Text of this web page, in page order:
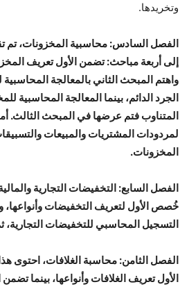
وتخريدها.
الفصل السادس: محاسبية المخزونات،تم
إلى أربعة مباحث: تضمن الأول تعريف
واهتم المبحث الثاني بالمعالجة
الجرد الدائم، بينما المعالجة المحاسبية
المتناوب فتم عرضها في المبحث الثالث.
لمردودات المشتريات والمبيعات
المخزونات.
الفصل السابع: التخفيضات التجارية
خُصص الأول لتعريف التخفيضات وأنواعها،
التسجيل المحاسبي للتخفيضات التجارية،
الفصل الثامن: محاسبة الغلافات، احتوى
الأول تعريف الغلافات وأنواعها، بينما